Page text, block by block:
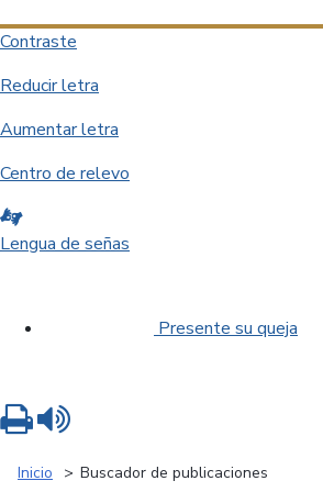
Contraste
Reducir letra
Aumentar letra
Centro de relevo
Lengua de señas
Presente su queja
Inicio Buscador de publicaciones
Imprimir